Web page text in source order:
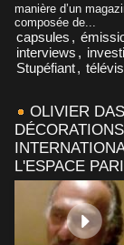
manière d’un
composée de...
capsules ,
interviews ,
Stupéfiant,
OLIVIER
L'ESPACE